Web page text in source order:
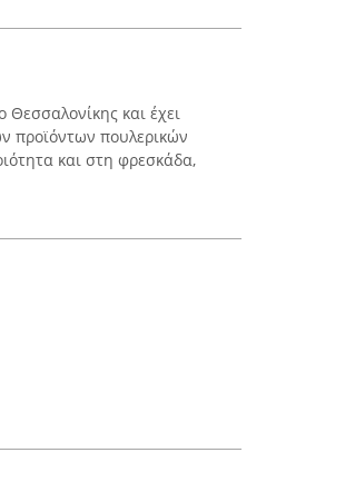
και έχει
προϊόντων πουλερικών
και στη φρεσκάδα,